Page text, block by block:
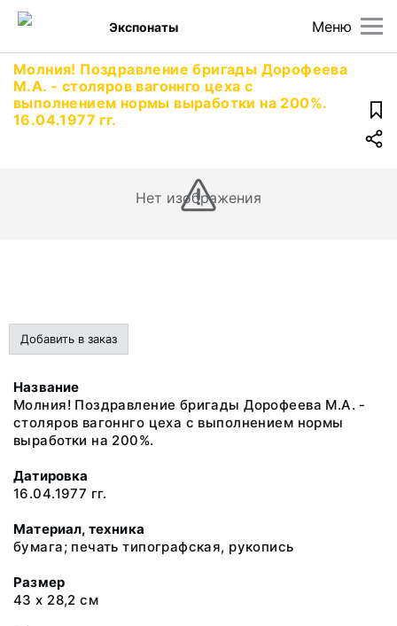
Меню
Экспонаты
Молния! Поздравление бригады Дорофеева
М.А. - столяров вагоннго цеха с
выполнением нормы выработки на 200%.
16.04.1977 гг.
Нет изображения
Добавить в заказ
Название
Молния! Поздравление бригады Дорофеева М.А. -
столяров вагоннго цеха с выполнением нормы
выработки на 200%.
Датировка
16.04.1977 гг.
Материал, техника
бумага; печать типографская, рукопись
Размер
43 х 28,2 см